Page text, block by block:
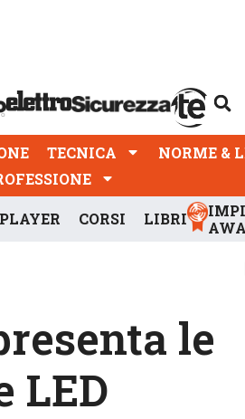
TECNICA NORME &
CORSI LIBRI
le
LED